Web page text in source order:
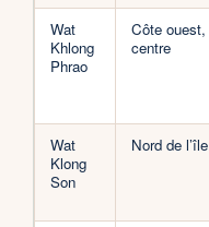
Wat
Khlong
Phrao
Côte ouest,
centre
Wat
Klong
Son
Nord de l’île